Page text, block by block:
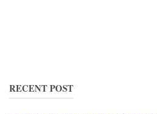
RECENT POST